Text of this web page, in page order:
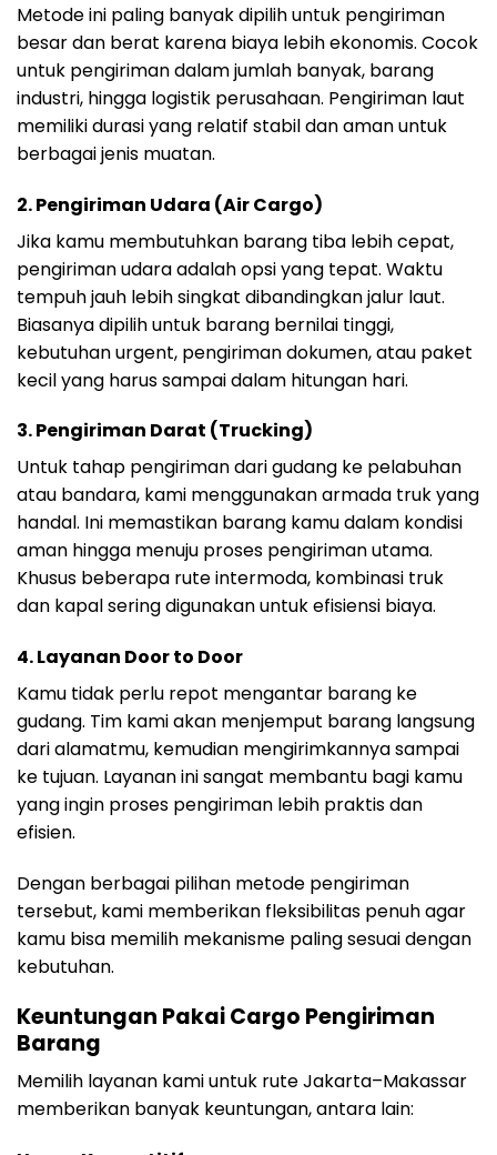
Metode ini paling banyak dipilih untuk pengiriman
besar dan berat karena biaya lebih ekonomis. Cocok
untuk pengiriman dalam jumlah banyak, barang
industri, hingga logistik perusahaan. Pengiriman laut
memiliki durasi yang relatif stabil dan aman untuk
berbagai jenis muatan.
2.Pengiriman Udara (Air Cargo)
Jika kamu membutuhkan barang tiba lebih cepat,
pengiriman udara adalah opsi yang tepat. Waktu
tempuh jauh lebih singkat dibandingkan jalur laut.
Biasanya dipilih untuk barang bernilai tinggi,
kebutuhan urgent, pengiriman dokumen, atau paket
kecil yang harus sampai dalam hitungan hari.
3.Pengiriman Darat (Trucking)
Untuk tahap pengiriman dari gudang ke pelabuhan
atau bandara, kami menggunakan armada truk yang
handal. Ini memastikan barang kamu dalam kondisi
aman hingga menuju proses pengiriman utama.
Khusus beberapa rute intermoda, kombinasi truk
dan kapal sering digunakan untuk efisiensi biaya.
4.Layanan Door to Door
Kamu tidak perlu repot mengantar barang ke
gudang. Tim kami akan menjemput barang langsung
dari alamatmu, kemudian mengirimkannya sampai
ke tujuan. Layanan ini sangat membantu bagi kamu
yang ingin proses pengiriman lebih praktis dan
efisien.
Dengan berbagai pilihan metode pengiriman
tersebut, kami memberikan fleksibilitas penuh agar
kamu bisa memilih mekanisme paling sesuai dengan
kebutuhan.
Keuntungan Pakai Cargo Pengiriman
Barang
Memilih layanan kami untuk rute Jakarta–Makassar
memberikan banyak keuntungan, antara lain: